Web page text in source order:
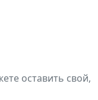
оставить свой,